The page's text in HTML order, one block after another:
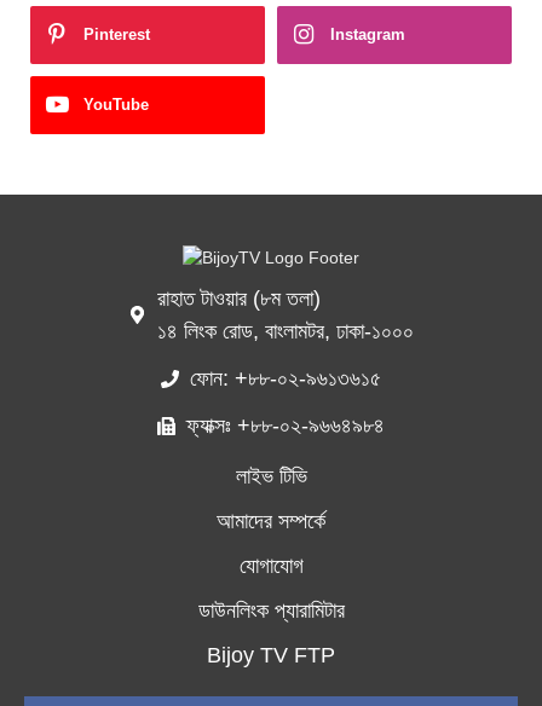
Pinterest Instagram
YouTube
রাহাত টাওয়ার (৮ম তলা)
১৪ লিংক রোড, বাংলামটর, ঢাকা-১০০০
ফোন: +৮৮-০২-৯৬১৩৬১৫
ফ্যাক্সঃ +৮৮-০২-৯৬৬৪৯৮৪
লাইভ টিভি
আমাদের সম্পর্কে
যোগাযোগ
ডাউনলিংক প্যারামিটার
Bijoy TV FTP